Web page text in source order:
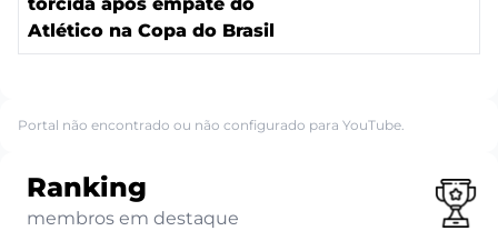
Atlético na Copa do Brasil
Portal não encontrado ou não configurado para YouTube.
Ranking
membros em destaque